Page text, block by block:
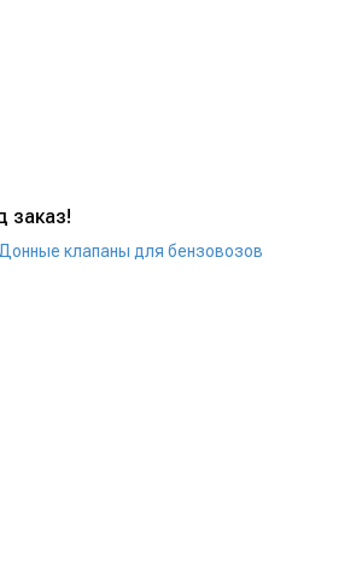
заказ!
клапаны для бензовозов